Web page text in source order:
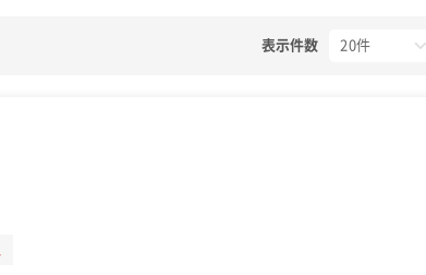
表示件数